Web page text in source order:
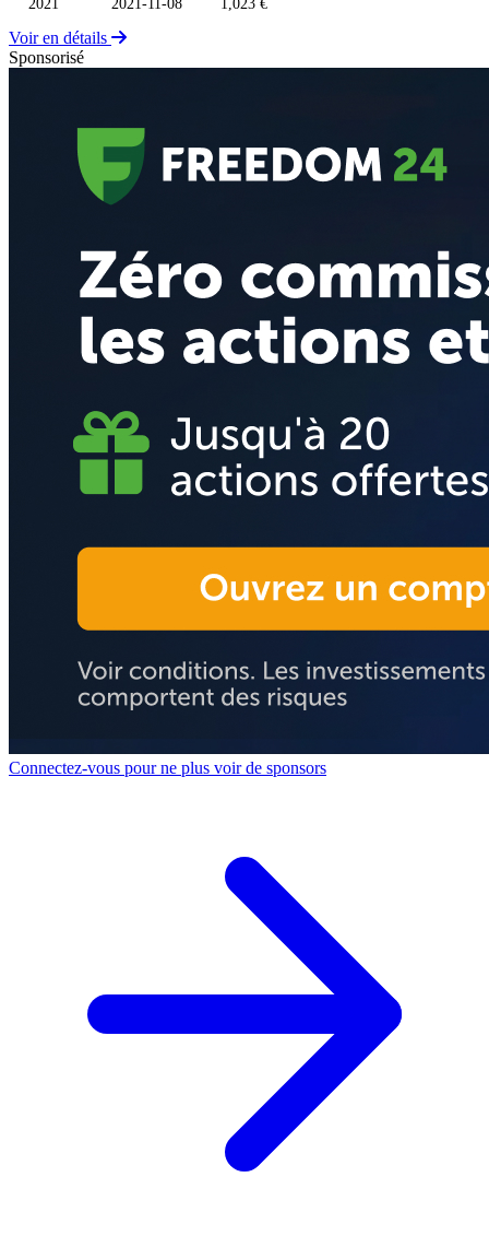
2021 2021-11-08 1,023 €
Voir en détails
Sponsorisé
Connectez-vous pour ne plus voir de sponsors